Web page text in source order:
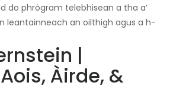
do phrògram telebhisean a tha a’
leantainneach an oilthigh agus a h-
|
Àirde, &